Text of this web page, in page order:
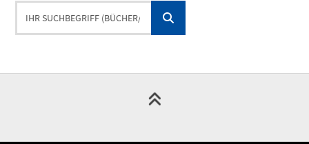
Ihr
Suchbegriff
(Bücher/Autoren/Themen)